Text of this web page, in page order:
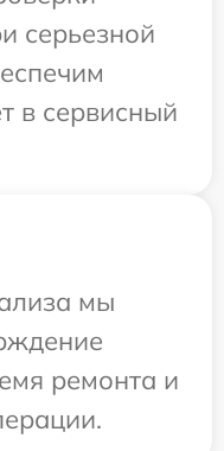
серьезной
в сервисный
мы
ремонта и